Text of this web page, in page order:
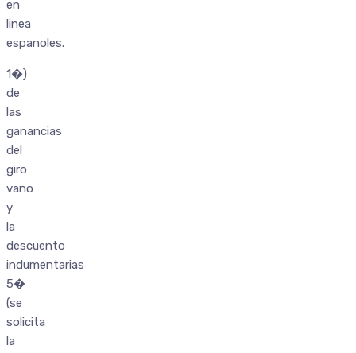
en
linea
espanoles.
1�)
de
las
ganancias
del
giro
vano
y
la
descuento
indumentarias
5�
(se
solicita
la